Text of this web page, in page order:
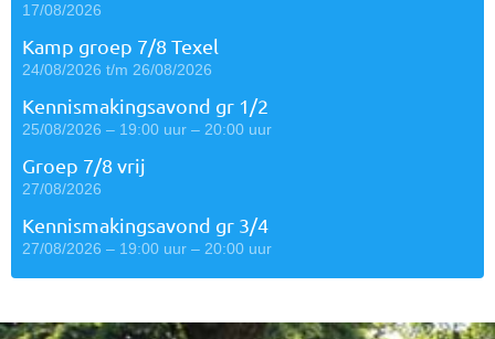
17/08/2026
Kamp groep 7/8 Texel
24/08/2026 t/m 26/08/2026
Kennismakingsavond gr 1/2
25/08/2026 – 19:00 uur – 20:00 uur
Groep 7/8 vrij
27/08/2026
Kennismakingsavond gr 3/4
27/08/2026 – 19:00 uur – 20:00 uur